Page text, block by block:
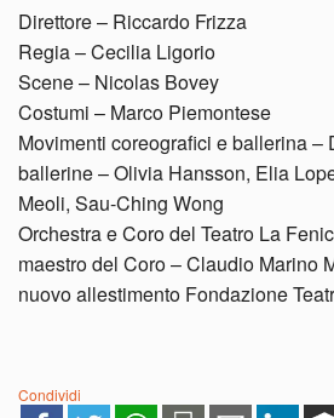
Direttore – Riccardo Frizza
Regia – Cecilia Ligorio
Scene – Nicolas Bovey
Costumi – Marco Piemontese
Movimenti coreografici e ballerina
ballerine – Olivia Hansson, Elia
Meoli, Sau-Ching Wong
Orchestra e Coro del Teatro La
maestro del Coro – Claudio Marino
nuovo allestimento Fondazione
Condividi